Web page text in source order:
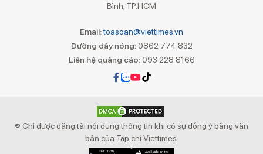
Bình, TP.HCM
Email:toasoan@viettimes.vn
Đường dây nóng: 0862 774 832
Liên hệ quảng cáo:093 228 8166
® Chỉ được đăng tải nội dung thông tin khi có sự đồng ý bằng văn
bản của Tạp chí Viettimes.